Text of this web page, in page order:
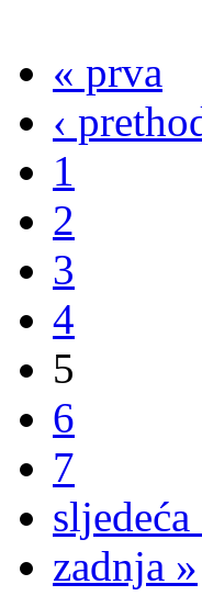
« prva
‹
1
2
3
4
5
6
7
sljedeća
zadnja »